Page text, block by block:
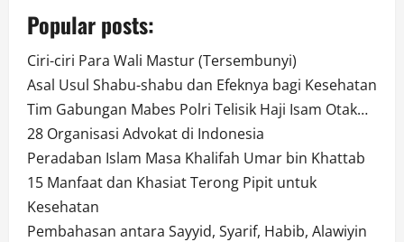
Popular posts:
Ciri-ciri Para Wali Mastur (Tersembunyi)
Asal Usul Shabu-shabu dan Efeknya bagi Kesehatan
Tim Gabungan Mabes Polri Telisik Haji Isam Otak…
28 Organisasi Advokat di Indonesia
Peradaban Islam Masa Khalifah Umar bin Khattab
15 Manfaat dan Khasiat Terong Pipit untuk
Kesehatan
Pembahasan antara Sayyid, Syarif, Habib, Alawiyin